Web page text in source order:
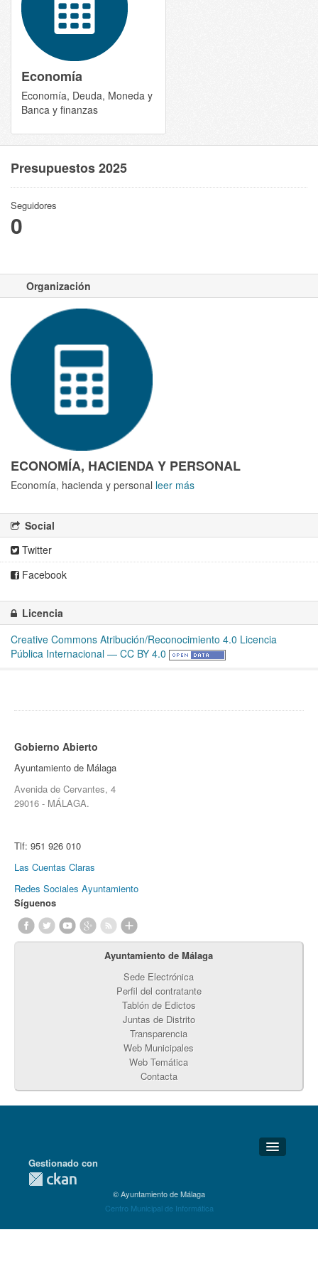
Economía
Economía, Deuda, Moneda y
Banca y finanzas
Presupuestos 2025
Seguidores
0
Organización
ECONOMÍA, HACIENDA Y PERSONAL
Economía, hacienda y personal leer más
Social
Twitter
Facebook
Licencia
Creative Commons Atribución/Reconocimiento 4.0 Licencia
Pública Internacional — CC BY 4.0
Gobierno Abierto
Ayuntamiento de Málaga
Avenida de Cervantes, 4
29016 - MÁLAGA.
Tlf: 951 926 010
Las Cuentas Claras
Redes Sociales Ayuntamiento
Síguenos
Ayuntamiento de Málaga
Sede Electrónica
Perfil del contratante
Tablón de Edictos
Juntas de Distrito
Transparencia
Web Municipales
Web Temática
Contacta
Detalles Técnicos
Gestionado con
© Ayuntamiento de Málaga
Centro Municipal de Informática